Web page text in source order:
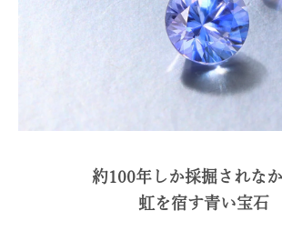
約100年しか採掘されな
虹を宿す青い宝石